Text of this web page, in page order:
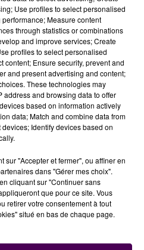
dès ce samedi 1er juillet
31 août. En cas d’infraction à
raccompagné chez lui
classe d'un montant
a également demandé
-dont la brigade
cet été- et à la
leur présence sur la voie
effectuées de manière
Use profiles to select personalised
Measure content
through statistics or combinations
and improve services; Create
profiles to select personalised
content; Ensure security, prevent and
and present advertising and content;
These technologies may
address and browsing data to offer
based on information actively
data; Match and combine data from
Identify devices based on
sur "Accepter et fermer", ou affiner en
dans "Gérer mes choix".
cliquant sur "Continuer sans
que pour ce site. Vous
retirer votre consentement à tout
situé en bas de chaque page.